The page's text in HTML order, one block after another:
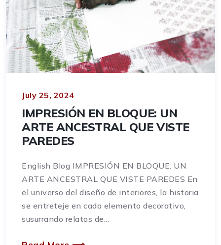
July 25, 2024
IMPRESIÓN EN BLOQUE: UN
ARTE ANCESTRAL QUE VISTE
PAREDES
English Blog IMPRESIÓN EN BLOQUE: UN
ARTE ANCESTRAL QUE VISTE PAREDES En
el universo del diseño de interiores, la historia
se entreteje en cada elemento decorativo,
susurrando relatos de...